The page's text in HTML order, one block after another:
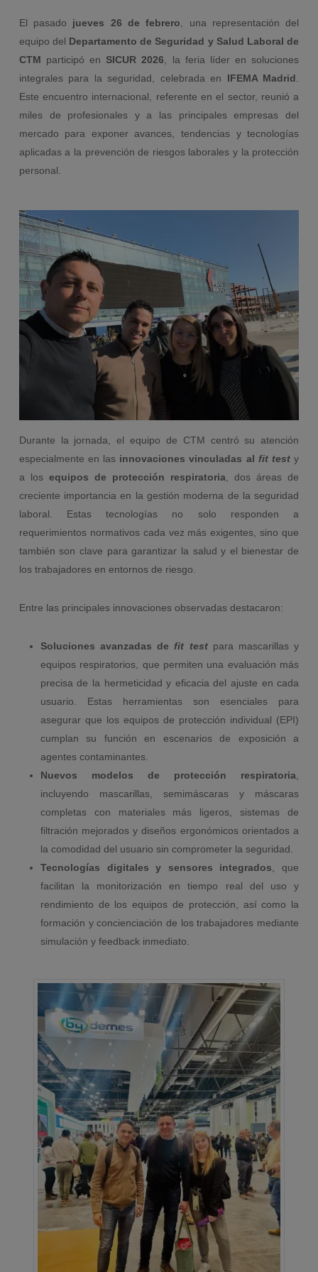
El pasado jueves 26 de febrero , una representación del
equipo del Departamento de Seguridad y Salud Laboral de
CTM participó enSICUR 2026 , la feria líder en soluciones
integrales para la seguridad, celebrada en IFEMA Madrid
Este encuentro internacional, referente en el sector, reunió a
miles de profesionales y a las principales empresas del
mercado para exponer avances, tendencias y tecnologías
aplicadas a la prevención de riesgos laborales y la protección
personal.
Durante la jornada, el equipo de CTM centró su atención
especialmente en las innovaciones vinculadas al fit testy
a los equipos de protección respiratoria , dos áreas de
creciente importancia en la gestión moderna de la seguridad
laboral. Estas tecnologías no solo responden a
requerimientos normativos cada vez más exigentes, sino que
también son clave para garantizar la salud y el bienestar de
los trabajadores en entornos de riesgo.
Entre las principales innovaciones observadas destacaron:
Soluciones avanzadas de fit testpara mascarillas y
equipos respiratorios, que permiten una evaluación más
precisa de la hermeticidad y eficacia del ajuste en cada
usuario. Estas herramientas son esenciales para
asegurar que los equipos de protección individual (EPI)
cumplan su función en escenarios de exposición a
agentes contaminantes.
Nuevos modelos de protección respiratoria
incluyendo mascarillas, semimáscaras y máscaras
completas con materiales más ligeros, sistemas de
filtración mejorados y diseños ergonómicos orientados a
la comodidad del usuario sin comprometer la seguridad.
Tecnologías digitales y sensores integrados , que
facilitan la monitorización en tiempo real del uso y
rendimiento de los equipos de protección, así como la
formación y concienciación de los trabajadores mediante
simulación y feedback inmediato.